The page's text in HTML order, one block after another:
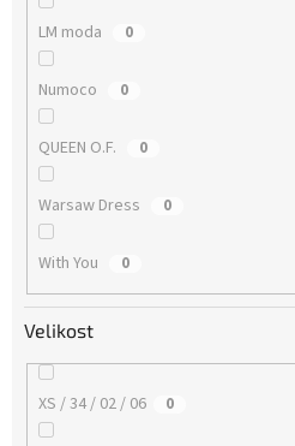
LM moda 0
Numoco 0
QUEEN O.F. 0
Warsaw Dress 0
With You 0
Velikost
XS / 34 / 02 / 06 0